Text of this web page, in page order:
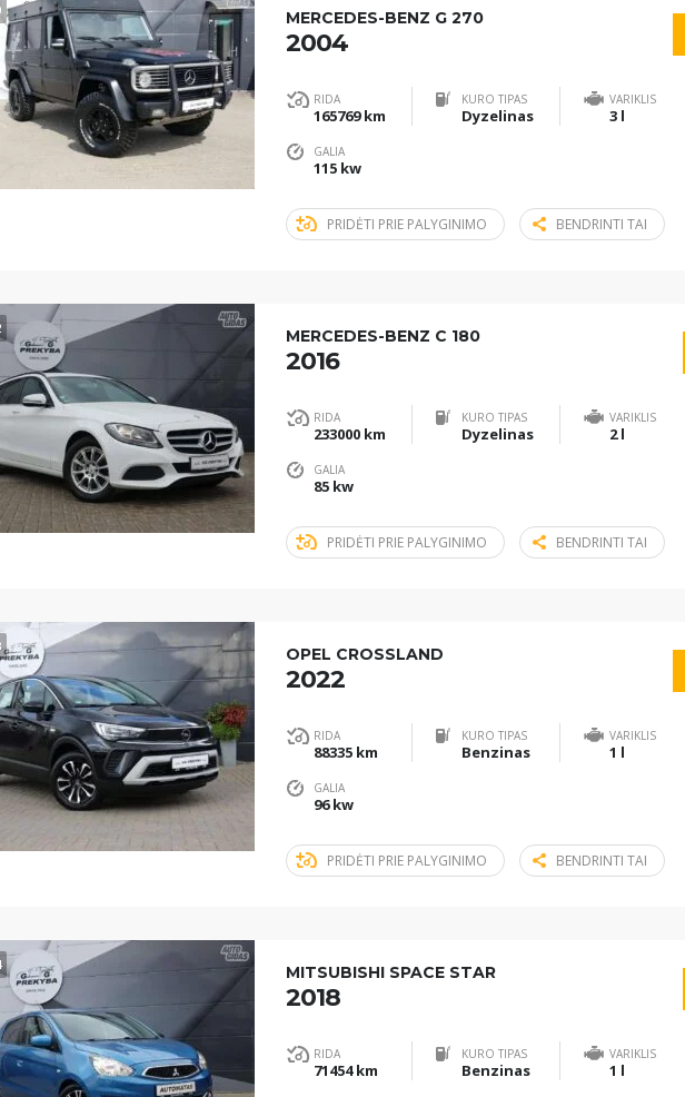
MERCEDES-BENZ G 270
2004
RIDA
165769 km
KURO TIPAS
Dyzelinas
VARIKLIS
3 l
GALIA
115 kw
PRIDĖTI PRIE PALYGINIMO BENDRINTI TAI
MERCEDES-BENZ C 180
2016
RIDA
233000 km
KURO TIPAS
Dyzelinas
VARIKLIS
2 l
GALIA
85 kw
PRIDĖTI PRIE PALYGINIMO BENDRINTI TAI
OPEL CROSSLAND
2022
RIDA
88335 km
KURO TIPAS
Benzinas
VARIKLIS
1 l
GALIA
96 kw
PRIDĖTI PRIE PALYGINIMO BENDRINTI TAI
MITSUBISHI SPACE STAR
2018
RIDA
71454 km
KURO TIPAS
Benzinas
VARIKLIS
1 l